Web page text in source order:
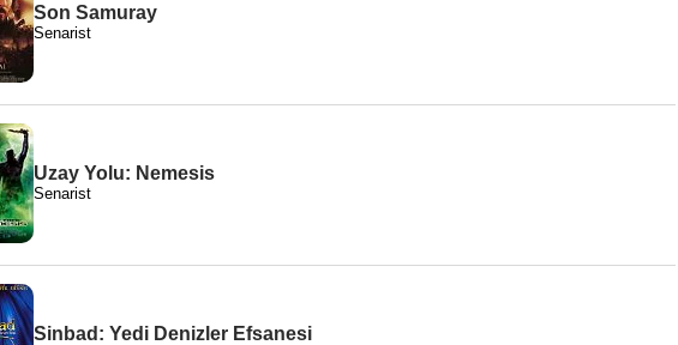
Son Samuray
Senarist
Uzay Yolu: Nemesis
Senarist
Sinbad: Yedi Denizler Efsanesi